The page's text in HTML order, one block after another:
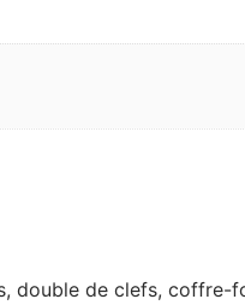
double de clefs,